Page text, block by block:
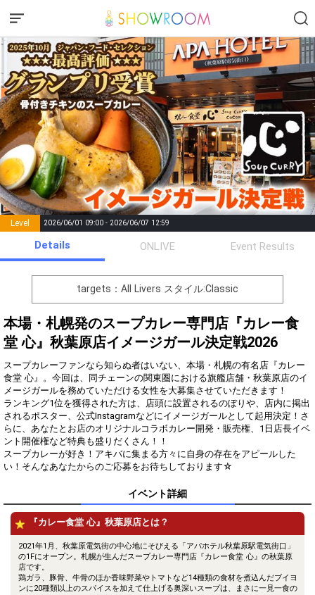
Level 2026/06/01 09:00 - 2026/06/07 12:59
Points List of Goal
number of
positions
Rema
0 Event Begins!
オリジナルアバター制作権獲
得！
Gifting
Throw gifts to the stage and join
the live performance.
First, try throwing free Stars
(once a day)! You can also charge
Show Gold to purchase gifts
(available from 1 JPY)! When you
continue to send gifts to the
performer(s), the performer's
popularity ranking and your
To cheer on performers, you can
To send performers paid items,
you must use Show Gold.
Comments
You can post comments. Please
refrain from posting comments
that may offend performers or
other users.
Close
Details ONLIVE Event Results
targets：All Livers スタイル:Classic
本場・札幌発のスープカレー専門店『カレー食
堂 心』秋葉原店イメージガール決定戦2026
スープカレーファンなら知らぬ者はいない、本場・札幌の有名店『カレー
食堂 心』。今回は、同チェーンの関東圏における旗艦店舗・秋葉原店のイ
メージガールを務めていただける女性を大募集させていただきます！
ランキング1位を獲得された方は、店頭に設置されるのぼりや、店内に掲出
されるポスター、公式Instagramなどにイメージガールとして起用決定！さ
らに、あなたとお店のオリジナルコラボカレー開発・販売権、1日店長イベ
ント開催権など特典も盛りだくさん！！
スープカレーが好き！アキバに集まる方々に自身の存在をアピールした
い！そんなあなたからのご応募をお待ちしております☆
イベント詳細
『カレー食堂 心』秋葉原店とは？
2021年1月、秋葉原電気街の中心地にそびえる「アパホテル秋葉原駅電気街口」
の1Fにオープン。札幌が生んだスープカレー専門店『カレー食堂 心』の秋葉原
店です。
鶏ガラ、豚骨、牛骨のほか香味野菜やトマトなど14種類の食材を煮込んだブイヨ
ンに20種類以上のスパイスを加えて仕上げる奥深いスープは、まさに一見一食の